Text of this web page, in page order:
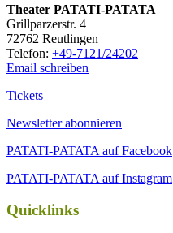
Thea­ter PATATI-PATATA
Grill­par­zer­str. 4
72762 Reutlingen
Tele­fon: +49-7121/24202
Email schreiben
Tickets
Newsletter abonnieren
PATATI-PATATA auf Facebook
PATATI-PATATA auf Instagram
Quicklinks